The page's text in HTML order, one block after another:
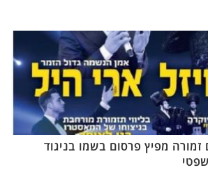
זמורה מפיץ פרסום בשמו בניגוד